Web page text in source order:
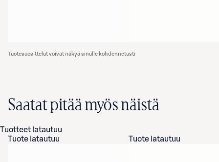
Tuotesuosittelut voivat näkyä sinulle kohdennetusti
Saatat pitää myös näistä
Tuotteet latautuu
Tuote latautuu
Tuote latautuu